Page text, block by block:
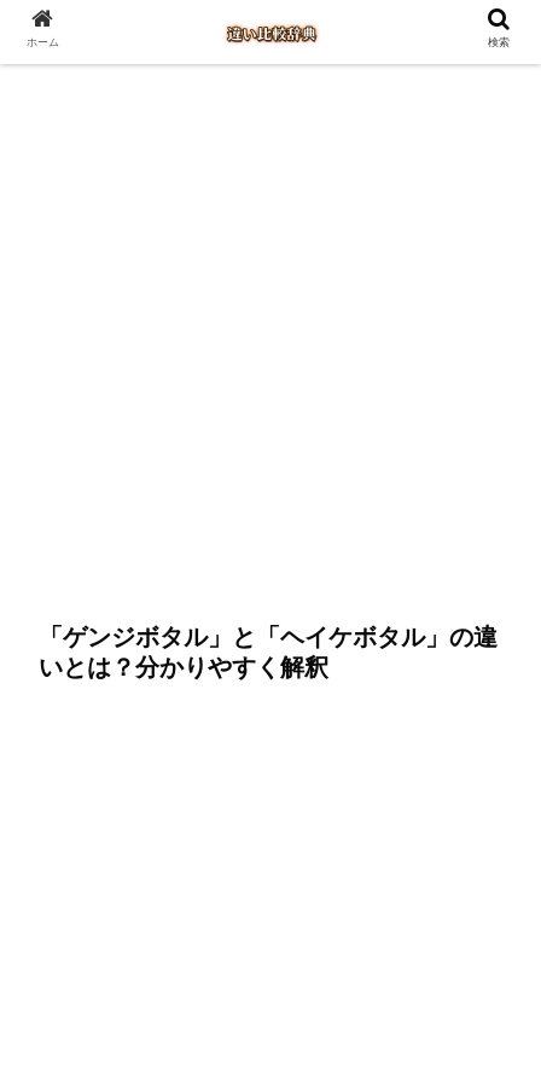
「ゲンジボタル」と「ヘイケボタル」の違
いとは？分かりやすく解釈
ホーム 検索